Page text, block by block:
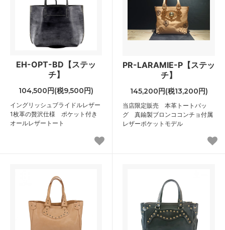
EH-OPT-BD【ステッ
チ】
104,500円(税9,500円)
イングリッシュブライドルレザー
1枚革の贅沢仕様 ポケット付き
オールレザートート
PR-LARAMIE-P【ステッ
チ】
145,200円(税13,200円)
当店限定販売 本革トートバッ
グ 真鍮製ブロンココンチョ付属
レザーポケットモデル